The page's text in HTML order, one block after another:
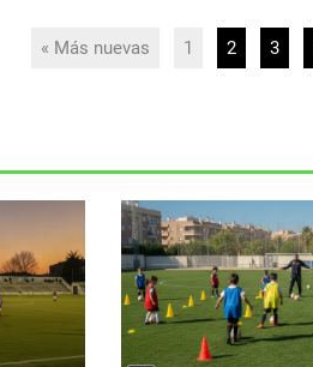
« Más nuevas 1 2 3